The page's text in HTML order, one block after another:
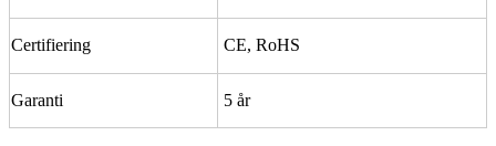
Certifiering CE, RoHS
Garanti 5 år